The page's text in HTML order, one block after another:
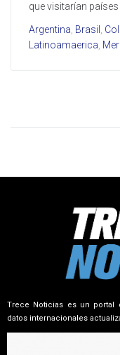
que visitarían
Argentina, Brasil ,
Latinoamaerica,
Trece Noticias es un
datos internacionales